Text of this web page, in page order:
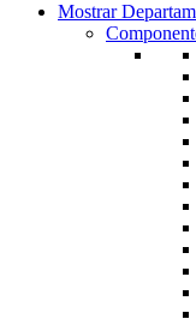
Mostrar